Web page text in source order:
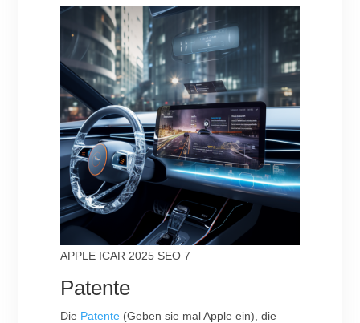
APPLE ICAR 2025 SEO 7
Patente
Die Patente(Geben sie mal Apple ein), die